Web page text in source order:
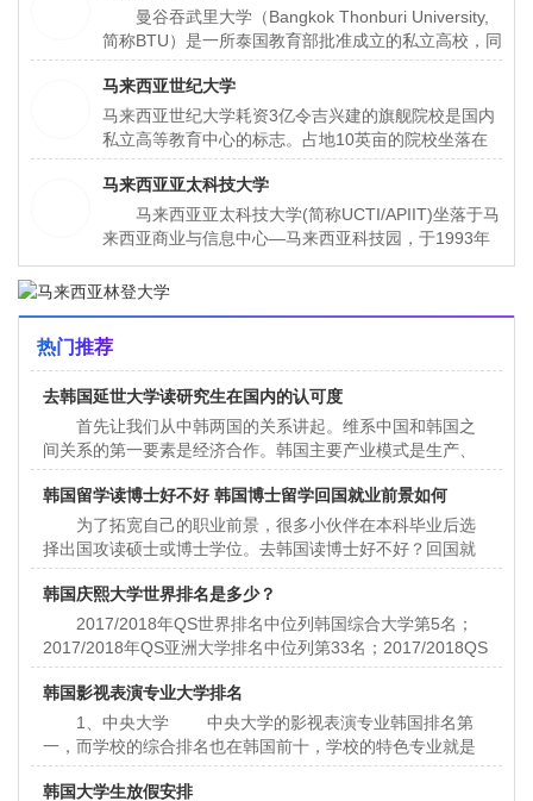
曼谷吞武里大学（Bangkok Thonburi University,
简称BTU）是一所泰国教育部批准成立的私立高校，同
时获得中国教育部教育涉外监管信息网认证的泰国高
校。大学坐落于泰国首都曼谷市的塔逸哇塔那区，是一
所具有30多年办学历史的综合性大学。大学所在地曼
谷市是泰国的政治、经济、文化中心。
马来西亚世纪大学
马来西亚世纪大学耗资3亿令吉兴建的旗舰院校是国内
私立高等教育中心的标志。占地10英亩的院校坐落在
哥打白沙罗，校内设有学术、研究和休闲设施，为全院
校27，000名学生中的12, 000名学生提供全面的学习
环境。
马来西亚亚太科技大学
马来西亚亚太科技大学(简称UCTI/APIIT)坐落于马
来西亚商业与信息中心—马来西亚科技园，于1993年
建校，共有学生约5，000人，教职员工约300名。
UCTI是马来西亚信息技术及电
热门推荐
去韩国延世大学读研究生在国内的认可度
首先让我们从中韩两国的关系讲起。维系中国和韩国之
间关系的第一要素是经济合作。韩国主要产业模式是生产、
加工、制造和出口，也就是说韩国主体经济运营模式是资本
投资而
韩国留学读博士好不好 韩国博士留学回国就业前景如何
为了拓宽自己的职业前景，很多小伙伴在本科毕业后选
择出国攻读硕士或博士学位。去韩国读博士好不好？回国就
业前景如何？ 韩国博士留学优势 1、受教育程度
高 韩国
韩国庆熙大学世界排名是多少？
2017/2018年QS世界排名中位列韩国综合大学第5名；
2017/2018年QS亚洲大学排名中位列第33名；2017/2018QS
世界大学排名中位列第256名。韩国第一所开设MBA专业的大
学，多次被选为
韩国影视表演专业大学排名
1、中央大学 中央大学的影视表演专业韩国排名第
一，而学校的综合排名也在韩国前十，学校的特色专业就是
新闻，戏剧表演，设计等专业。中央大学也是培养明星最多
的大学，目前活
韩国大学生放假安排